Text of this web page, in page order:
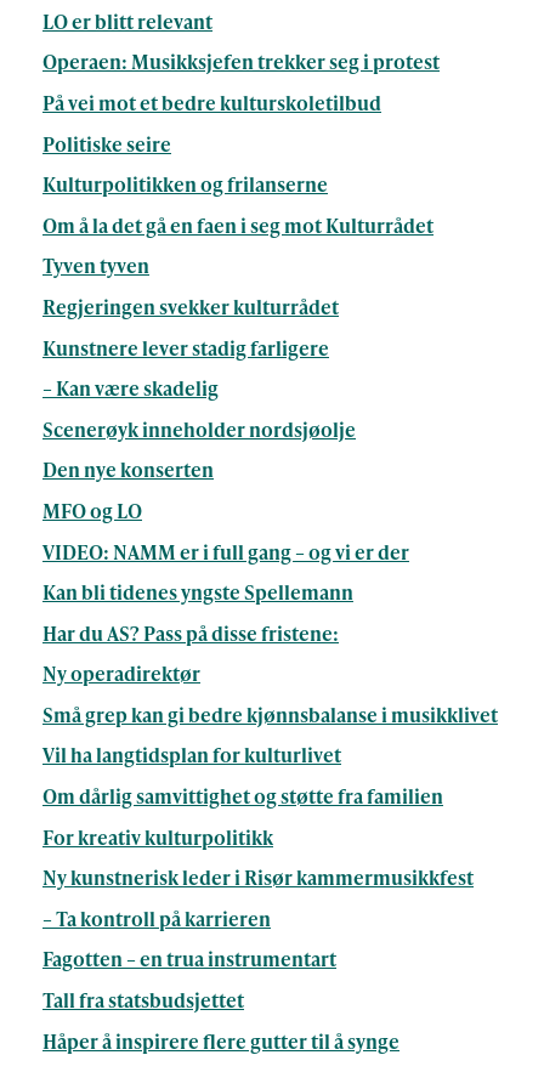
LO er blitt relevant
Operaen: Musikksjefen trekker seg i protest
På vei mot et bedre kulturskoletilbud
Politiske seire
Kulturpolitikken og frilanserne
Om å la det gå en faen i seg mot Kulturrådet
Tyven tyven
Regjeringen svekker kulturrådet
Kunstnere lever stadig farligere
– Kan være skadelig
Scenerøyk inneholder nordsjøolje
Den nye konserten
MFO og LO
VIDEO: NAMM er i full gang – og vi er der
Kan bli tidenes yngste Spellemann
Har du AS? Pass på disse fristene:
Ny operadirektør
Små grep kan gi bedre kjønnsbalanse i musikklivet
Vil ha langtidsplan for kulturlivet
Om dårlig samvittighet og støtte fra familien
For kreativ kulturpolitikk
Ny kunstnerisk leder i Risør kammermusikkfest
– Ta kontroll på karrieren
Fagotten – en trua instrumentart
Tall fra statsbudsjettet
Håper å inspirere flere gutter til å synge